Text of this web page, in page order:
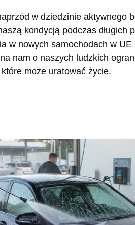
w dziedzinie aktywnego
kondycją podczas długich
w nowych samochodach w
nam o naszych ludzkich
może uratować życie.